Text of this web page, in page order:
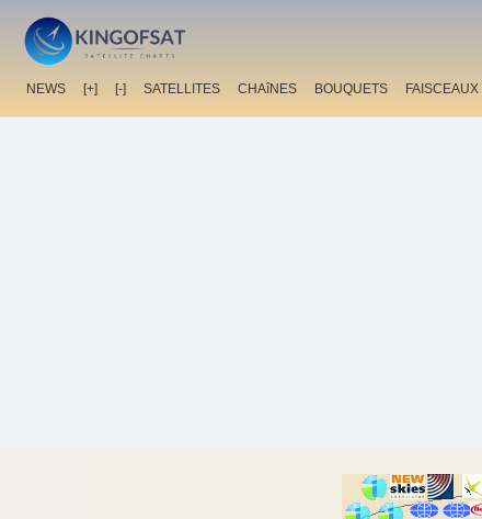
NEWS [+] [-] SATELLITES CHAîNES BOUQUETS FAISCEAUX